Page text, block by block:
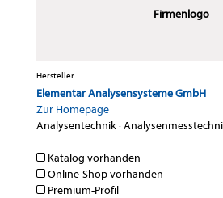
Firmenlogo
Hersteller
Elementar Analysensysteme GmbH
Zur Homepage
Analysentechnik·
Katalog vorhanden
Online-Shop vorhanden
Premium-Profil